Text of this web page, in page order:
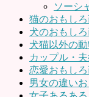
ソーシ
猫のおもし
犬のおもし
犬猫以外の
カップル・
恋愛おもし
男女の違い